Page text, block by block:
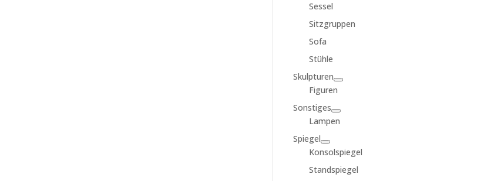
Sessel
Sitzgruppen
Sofa
Stühle
Skulpturen
Figuren
Sonstiges
Lampen
Spiegel
Konsolspiegel
Standspiegel